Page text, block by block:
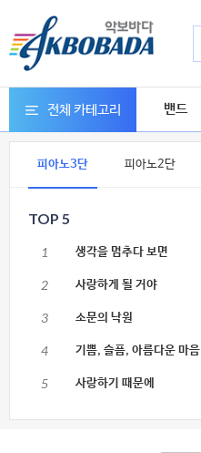
전체 카테고리 밴드
피아노3단 피아노2단
TOP 5
1 생각을 멈추다 보면
2 사랑하게 될 거야
3 소문의 낙원
4 기쁨, 슬픔, 아름다운 마음
5 사랑하기 때문에